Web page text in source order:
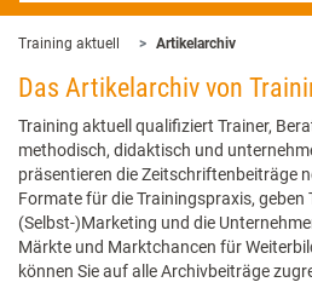
Training aktuell Artikelarchiv
Das Artikelarchiv von
Training aktuell qualifiziert Trainer,
methodisch, didaktisch und
präsentieren die Zeitschriftenbeiträge
Formate für die Trainingspraxis, geben
(Selbst-)Marketing und die
Märkte und Marktchancen für
können Sie auf alle Archivbeiträge